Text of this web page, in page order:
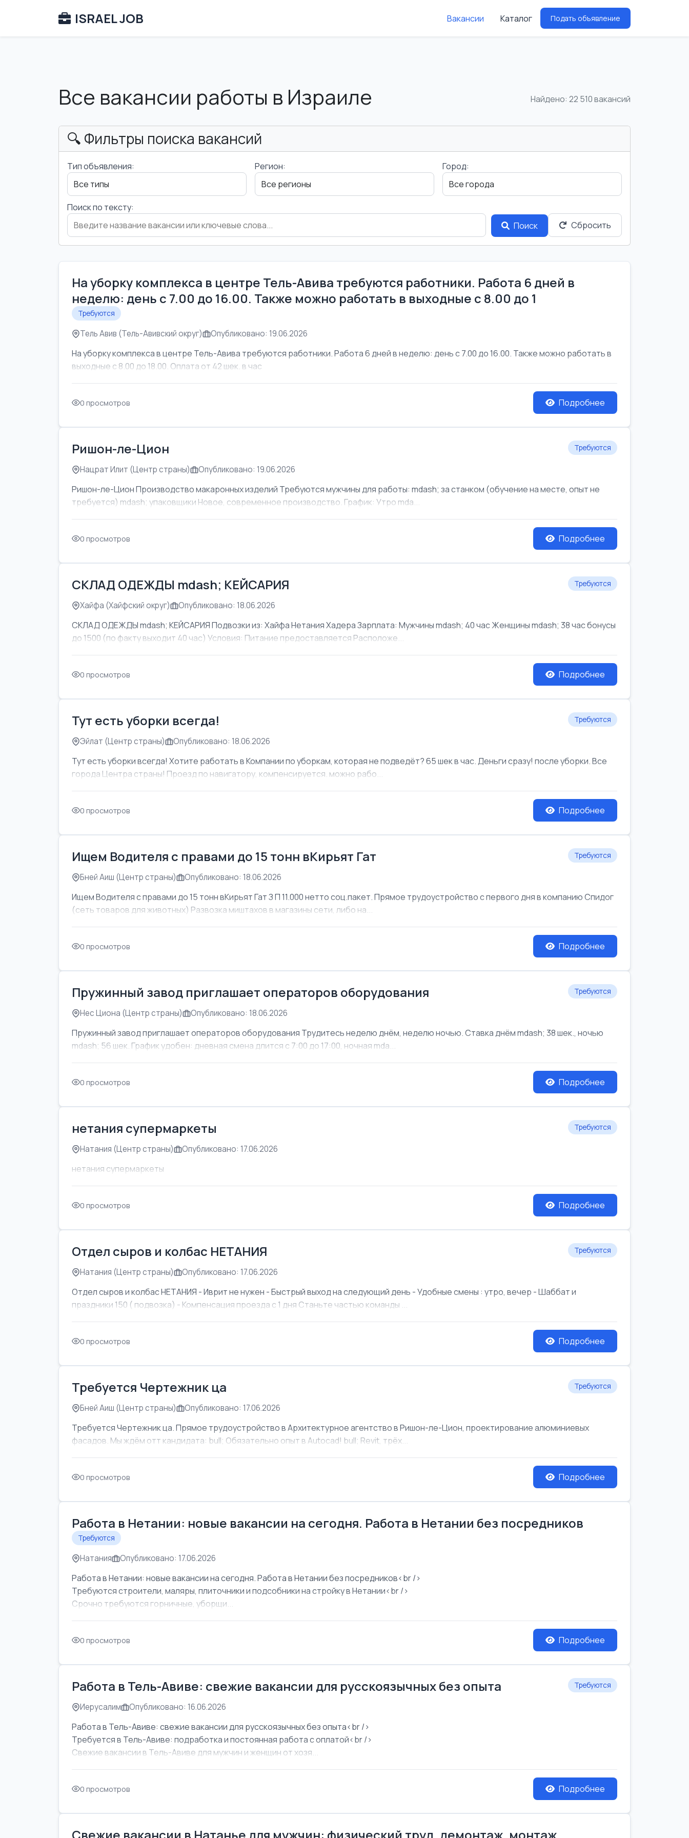
ISRAEL JOB Вакансии Каталог Подать объявление
Все вакансии работы в Израиле Найдено: 22 510 вакансий
🔍 Фильтры поиска вакансий
Тип объявления: Регион: Город:
Поиск по тексту:
Поиск
Сбросить
На уборку комплекса в центре Тель-Авива требуются работники. Работа 6 дней в
неделю: день с 7.00 до 16.00. Также можно работать в выходные с 8.00 до 1
Требуются
Тель Авив (Тель-Авивский округ) Опубликовано: 19.06.2026
На уборку комплекса в центре Тель-Авива требуются работники. Работа 6 дней в неделю: день с 7.00 до 16.00. Также можно работать в
выходные с 8.00 до 18.00. Оплата от 42 шек. в час
0 просмотров Подробнее
Ришон-ле-Цион Требуются
Нацрат Илит (Центр страны) Опубликовано: 19.06.2026
Ришон-ле-Цион Производство макаронных изделий Требуются мужчины для работы: mdash; за станком (обучение на месте, опыт не
требуется) mdash; упаковщики Новое, современное производство. График: Утро mda...
0 просмотров Подробнее
СКЛАД ОДЕЖДЫ mdash; КЕЙСАРИЯ Требуются
Хайфа (Хайфский округ) Опубликовано: 18.06.2026
СКЛАД ОДЕЖДЫ mdash; КЕЙСАРИЯ Подвозки из: Хайфа Нетания Хадера Зарплата: Мужчины mdash; 40 час Женщины mdash; 38 час бонусы
до 1500 (по факту выходит 40 час) Условия: Питание предоставляется Расположе...
0 просмотров Подробнее
Тут есть уборки всегда! Требуются
Эйлат (Центр страны) Опубликовано: 18.06.2026
Тут есть уборки всегда! Хотите работать в Компании по уборкам, которая не подведёт? 65 шек в час. Деньги сразу! после уборки. Все
города Центра страны! Проезд по навигатору, компенсируется. можно рабо...
0 просмотров Подробнее
Ищем Водителя с правами до 15 тонн вКирьят Гат Требуются
Бней Аиш (Центр страны) Опубликовано: 18.06.2026
Ищем Водителя с правами до 15 тонн вКирьят Гат З П 11.000 нетто соц.пакет. Прямое трудоустройство с первого дня в компанию Спидог
(сеть товаров для животных) Развозка миштахов в магазины сети, либо на...
0 просмотров Подробнее
Пружинный завод приглашает операторов оборудования Требуются
Нес Циона (Центр страны) Опубликовано: 18.06.2026
Пружинный завод приглашает операторов оборудования Трудитесь неделю днём, неделю ночью. Ставка днём mdash; 38 шек., ночью
mdash; 56 шек. График удобен: дневная смена длится с 7:00 до 17:00, ночная mda...
0 просмотров Подробнее
нетания супермаркеты Требуются
Натания (Центр страны) Опубликовано: 17.06.2026
нетания супермаркеты
0 просмотров Подробнее
Отдел сыров и колбас НЕТАНИЯ Требуются
Натания (Центр страны) Опубликовано: 17.06.2026
Отдел сыров и колбас НЕТАНИЯ - Иврит не нужен - Быстрый выход на следующий день - Удобные смены : утро, вечер - Шаббат и
праздники 150 ( подвозка) - Компенсация проезда с 1 дня Станьте частью команды ...
0 просмотров Подробнее
Требуется Чертежник ца Требуются
Бней Аиш (Центр страны) Опубликовано: 17.06.2026
Требуется Чертежник ца. Прямое трудоустройство в Архитектурное агентство в Ришон-ле-Цион, проектирование алюминиевых
фасадов. Мы ждём отт кандидата: bull; Обязательно опыт в Autocad! bull; Revit, трёх...
0 просмотров Подробнее
Работа в Нетании: новые вакансии на сегодня. Работа в Нетании без посредников
Требуются
Натания Опубликовано: 17.06.2026
Работа в Нетании: новые вакансии на сегодня. Работа в Нетании без посредников<br />
Требуются строители, маляры, плиточники и подсобники на стройку в Нетании<br />
Срочно требуются горничные, уборщи...
0 просмотров Подробнее
Работа в Тель-Авиве: свежие вакансии для русскоязычных без опыта Требуются
Иерусалим Опубликовано: 16.06.2026
Работа в Тель-Авиве: свежие вакансии для русскоязычных без опыта<br />
Требуется в Тель-Авиве: подработка и постоянная работа с оплатой<br />
Свежие вакансии в Тель-Авиве для мужчин и женщин от хозя...
0 просмотров Подробнее